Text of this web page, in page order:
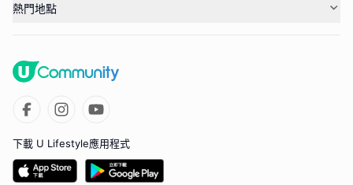
熱門地點
下載 U Lifestyle應用程式